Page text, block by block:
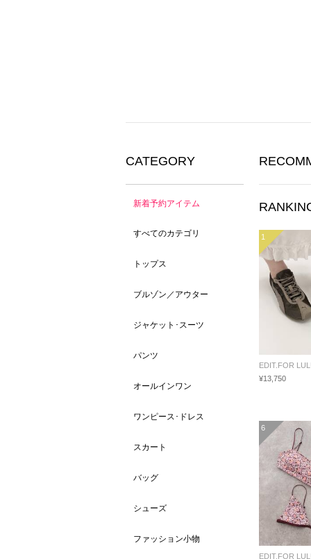
CATEGORY
新着予約アイテム
すべてのカテゴリ
トップス
ブルゾン／アウター
ジャケット･スーツ
パンツ
オールインワン
ワンピース･ドレス
スカート
バッグ
シューズ
ファッション小物
1
EDIT.FOR
¥13,750
6
EDIT.FOR